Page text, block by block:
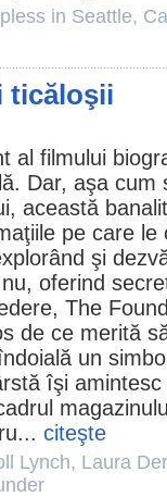
in Seattle,
ticăloşii
al filmului
Dar, aşa
această
pe care
şi
oferind
The
de ce merită
un
îşi
citeşte
Lynch, Laura